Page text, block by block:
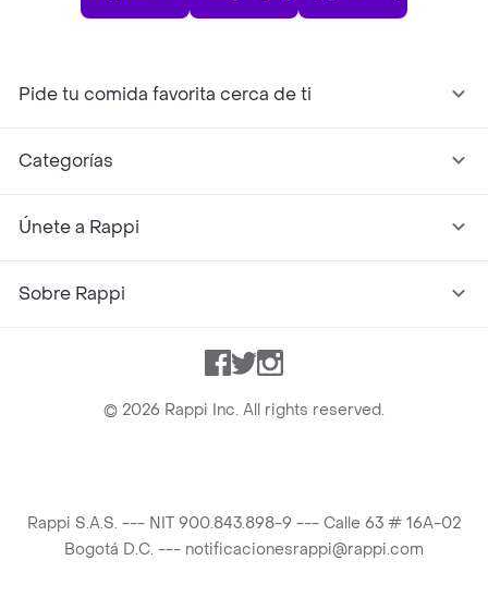
Pide tu comida favorita cerca de ti
Categorías
Únete a Rappi
Sobre Rappi
Facebook
TwitterInstagram
© 2026 Rappi Inc. All rights reserved.
Rappi S.A.S. --- NIT 900.843.898-9 --- Calle 63 # 16A-02
Bogotá D.C. --- notificacionesrappi@rappi.com